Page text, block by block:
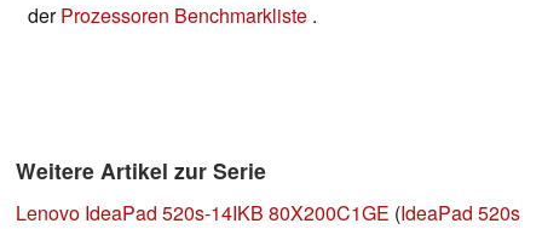
derProzessoren Benchmarkliste .
Weitere Artikel zur Serie
Lenovo IdeaPad 520s-14IKB 80X200C1GE (IdeaPad 520s